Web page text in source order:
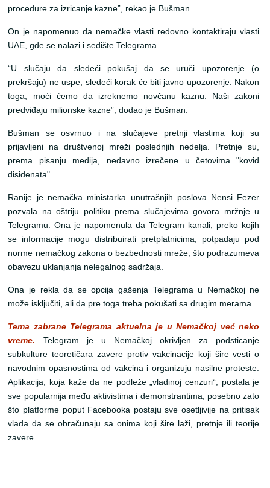
procedure za izricanje kazne”, rekao je Bušman.
On je napomenuo da nemačke vlasti redovno kontaktiraju vlasti
UAE, gde se nalazi i sedište Telegrama.
“U slučaju da sledeći pokušaj da se uruči upozorenje (o
prekršaju) ne uspe, sledeći korak će biti javno upozorenje. Nakon
toga, moći ćemo da izreknemo novčanu kaznu. Naši zakoni
predviđaju milionske kazne”, dodao je Bušman.
Bušman se osvrnuo i na slučajeve pretnji vlastima koji su
prijavljeni na društvenoj mreži poslednjih nedelja. Pretnje su,
prema pisanju medija, nedavno izrečene u četovima "kovid
disidenata".
Ranije je nemačka ministarka unutrašnjih poslova Nensi Fezer
pozvala na oštriju politiku prema slučajevima govora mržnje u
Telegramu. Ona je napomenula da Telegram kanali, preko kojih
se informacije mogu distribuirati pretplatnicima, potpadaju pod
norme nemačkog zakona o bezbednosti mreže, što podrazumeva
obavezu uklanjanja nelegalnog sadržaja.
Ona je rekla da se opcija gašenja Telegrama u Nemačkoj ne
može isključiti, ali da pre toga treba pokušati sa drugim merama.
Tema zabrane Telegrama aktuelna je u Nemačkoj već neko
vreme. Telegram je u Nemačkoj okrivljen za podsticanje
subkulture teoretičara zavere protiv vakcinacije koji šire vesti o
navodnim opasnostima od vakcina i organizuju nasilne proteste.
Aplikacija, koja kaže da ne podleže „vladinoj cenzuri“, postala je
sve popularnija među aktivistima i demonstrantima, posebno zato
što platforme poput Facebooka postaju sve osetljivije na pritisak
vlada da se obračunaju sa onima koji šire laži, pretnje ili teorije
zavere.